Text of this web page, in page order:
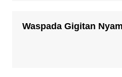
Waspada Gigitan